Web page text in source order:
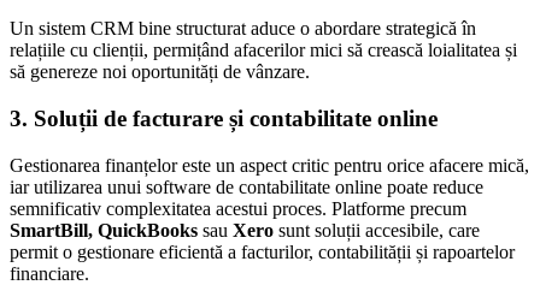
Un sistem CRM bine structurat aduce o abordare strategică în
relațiile cu clienții, permițând afacerilor mici să crească loialitatea și
să genereze noi oportunități de vânzare.
3. Soluții de facturare și contabilitate online
Gestionarea finanțelor este un aspect critic pentru orice afacere mică,
iar utilizarea unui software de contabilitate online poate reduce
semnificativ complexitatea acestui proces. Platforme precum
SmartBill, QuickBooks sau Xero sunt soluții accesibile, care
permit o gestionare eficientă a facturilor, contabilității și rapoartelor
financiare.